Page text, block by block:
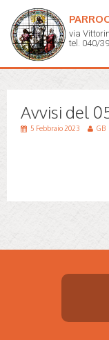
via
tel. 040/
Avvisi del
5 Febbraio 2023 GB